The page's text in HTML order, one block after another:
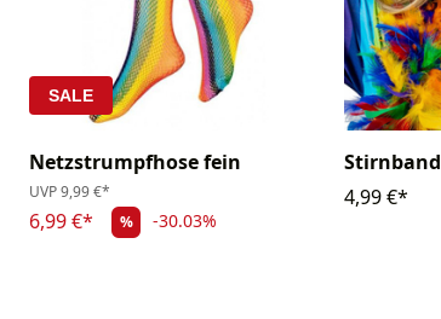
SALE
Netzstrumpfhose fein
UVP9,99 €*
6,99 €* % -30.03%
Stirnband
4,99 €*